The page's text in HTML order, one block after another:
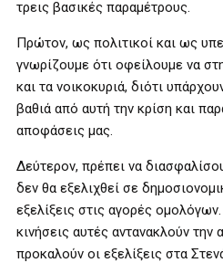
τρεις βασικές παραμέτρους.
Πρώτον, ως πολιτικοί και ως
γνωρίζουμε ότι οφείλουμε να
και τα νοικοκυριά, διότι
βαθιά από αυτή την κρίση και
αποφάσεις μας.
Δεύτερον, πρέπει να
δεν θα εξελιχθεί σε
εξελίξεις στις αγορές
κινήσεις αυτές αντανακλούν την
προκαλούν οι εξελίξεις στα